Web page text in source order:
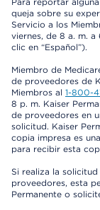
queja sobre su
Servicio a los
viernes, de 8 a. m.
clic en “Español”).
Miembro de
de proveedores de
Miembros al 1-800-
8 p. m. Kaiser
de proveedores en
solicitud. Kaiser
copia impresa es
para recibir esta
Si realiza la
proveedores, esta
Permanente o